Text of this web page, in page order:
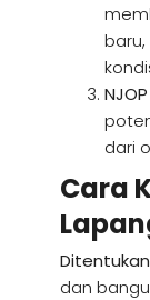
dari
Cara
dan